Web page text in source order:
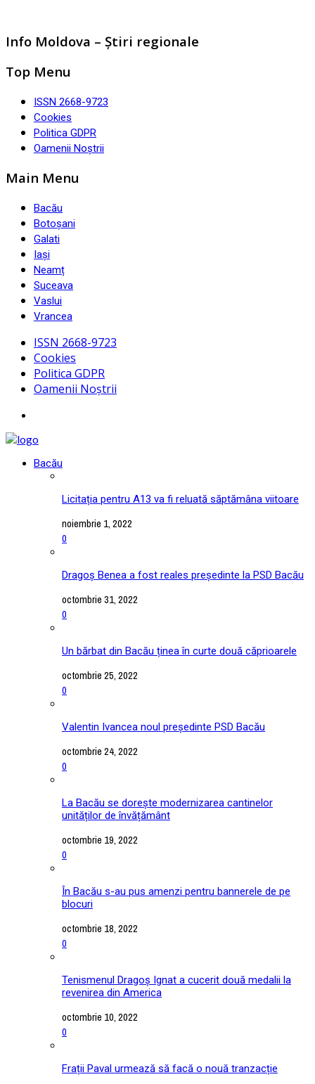
Info Moldova – Știri regionale
Top Menu
ISSN 2668-9723
Cookies
Politica GDPR
Oamenii Noștrii
Main Menu
Bacău
Botoșani
Galati
Iași
Neamț
Suceava
Vaslui
Vrancea
ISSN 2668-9723
Cookies
Politica GDPR
Oamenii Noștrii
Bacău
Licitația pentru A13 va fi reluată săptămâna viitoare
noiembrie 1, 2022
0
Dragoș Benea a fost reales președinte la PSD Bacău
octombrie 31, 2022
0
Un bărbat din Bacău ținea în curte două căprioarele
octombrie 25, 2022
0
Valentin Ivancea noul președinte PSD Bacău
octombrie 24, 2022
0
La Bacău se dorește modernizarea cantinelor
unităților de învățământ
octombrie 19, 2022
0
În Bacău s-au pus amenzi pentru bannerele de pe
blocuri
octombrie 18, 2022
0
Tenismenul Dragoș Ignat a cucerit două medalii la
revenirea din America
octombrie 10, 2022
0
Frații Paval urmează să facă o nouă tranzacție